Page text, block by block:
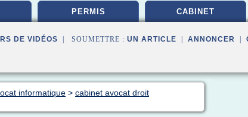
PERMIS CABINET
DE VIDÉOS | SOUMETTRE : UN ARTICLE ANNONCER
informatique > cabinet avocat droit